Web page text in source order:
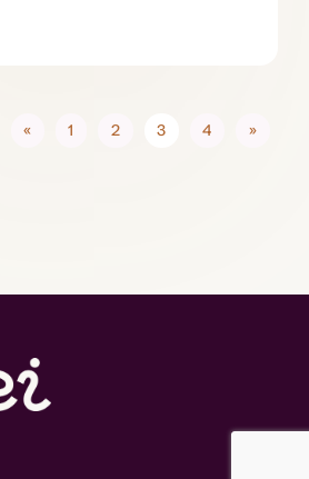
« 1 2 3 4 »